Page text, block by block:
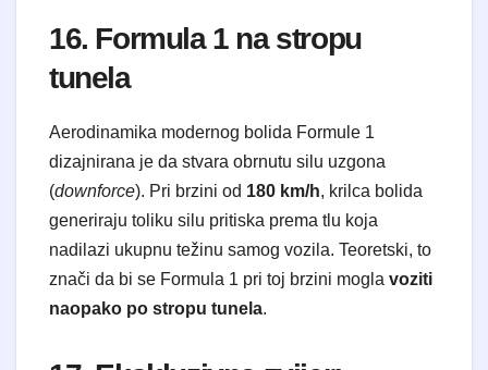
16. Formula 1 na stropu
tunela
Aerodinamika modernog bolida Formule 1
dizajnirana je da stvara obrnutu silu uzgona
(downforce). Pri brzini od 180 km/h, krilca bolida
generiraju toliku silu pritiska prema tlu koja
nadilazi ukupnu težinu samog vozila. Teoretski, to
znači da bi se Formula 1 pri toj brzini mogla voziti
naopako po stropu tunela.